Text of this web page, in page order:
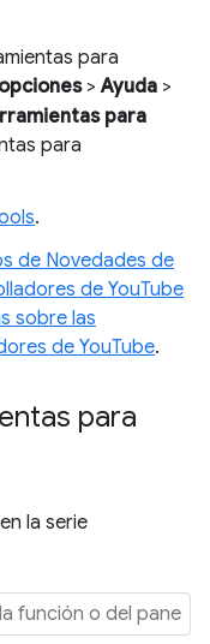
para
>Ayuda >
para
para
.
de Novedades de
de YouTube
sobre las
de YouTube.
para
la serie